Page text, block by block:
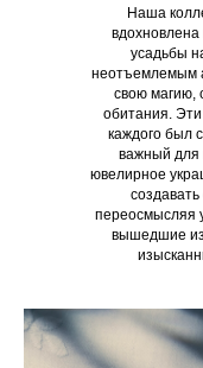
Наша
усадьбы
неотъемлемым
свою магию,
обитания.
каждого был
важный для
ювелирное
переосмысляя
вышедшие из